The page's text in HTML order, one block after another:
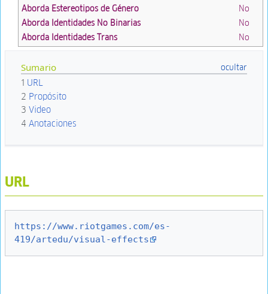
Aborda Estereotipos de Género
No
Aborda Identidades No Binarias
No
Aborda Identidades Trans
No
Sumario
1 URL
2 Propósito
3 Video
4 Anotaciones
URL
https://www.riotgames.com/es-
419/artedu/visual-effects